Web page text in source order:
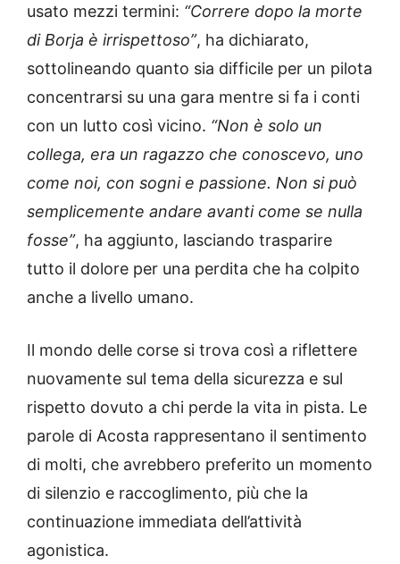
usato mezzi termini: “Correre dopo la morte
di Borja è irrispettoso”, ha dichiarato,
sottolineando quanto sia difficile per un pilota
concentrarsi su una gara mentre si fa i conti
con un lutto così vicino. “Non è solo un
collega, era un ragazzo che conoscevo, uno
come noi, con sogni e passione. Non si può
semplicemente andare avanti come se nulla
fosse”, ha aggiunto, lasciando trasparire
tutto il dolore per una perdita che ha colpito
anche a livello umano.
Il mondo delle corse si trova così a riflettere
nuovamente sul tema della sicurezza e sul
rispetto dovuto a chi perde la vita in pista. Le
parole di Acosta rappresentano il sentimento
di molti, che avrebbero preferito un momento
di silenzio e raccoglimento, più che la
continuazione immediata dell’attività
agonistica.